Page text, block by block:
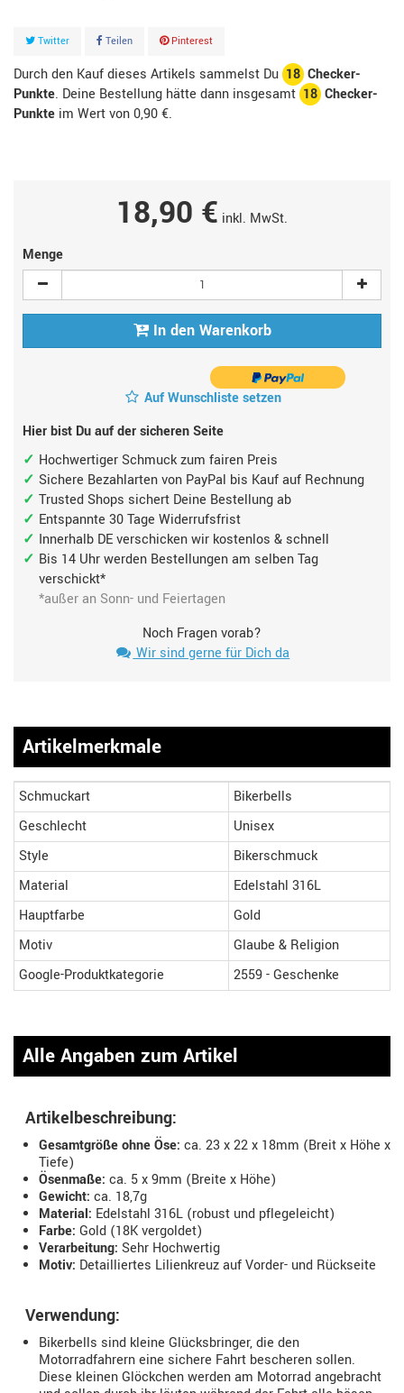
Twitter Teilen Pinterest
Durch den Kauf dieses Artikels sammelst Du 18 Checker-
Punkte. Deine Bestellung hätte dann insgesamt 18 Checker-
Punkte im Wert von0,90 €.
18,90 € inkl. MwSt.
Menge
In den Warenkorb
Auf Wunschliste setzen
Hier bist Du auf der sicheren Seite
Hochwertiger Schmuck zum fairen Preis
Sichere Bezahlarten von PayPal bis Kauf auf Rechnung
Trusted Shops sichert Deine Bestellung ab
Entspannte 30 Tage Widerrufsfrist
Innerhalb DE verschicken wir kostenlos & schnell
Bis 14 Uhr werden Bestellungen am selben Tag
verschickt*
*außer an Sonn- und Feiertagen
Noch Fragen vorab?
Wir sind gerne für Dich da
Artikelmerkmale
Schmuckart
Bikerbells
Geschlecht
Unisex
Style
Bikerschmuck
Material
Edelstahl 316L
Hauptfarbe
Gold
Motiv
Glaube & Religion
Google-Produktkategorie
2559 - Geschenke
Alle Angaben zum Artikel
Artikelbeschreibung:
Gesamtgröße ohne Öse: ca. 23 x 22 x 18mm (Breit x Höhe x
Tiefe)
Ösenmaße: ca. 5 x 9mm (Breite x Höhe)
Gewicht: ca. 18,7g
Material: Edelstahl 316L (robust und pflegeleicht)
Farbe: Gold (18K vergoldet)
Verarbeitung: Sehr Hochwertig
Motiv: Detailliertes Lilienkreuz auf Vorder- und Rückseite
Verwendung:
Bikerbells sind kleine Glücksbringer, die den
Motorradfahrern eine sichere Fahrt bescheren sollen.
Diese kleinen Glöckchen werden am Motorrad angebracht